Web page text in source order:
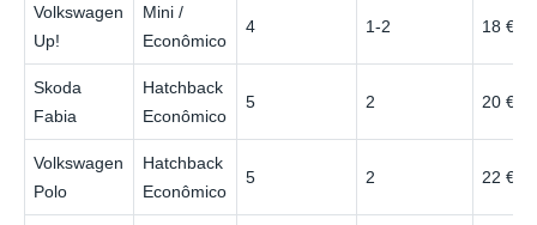
Volkswagen
Up!
Mini /
Econômico
4 1-2 18 €
Skoda
Fabia
Hatchback
Econômico
5 2 20 €
Volkswagen
Polo
Hatchback
Econômico
5 2 22 €